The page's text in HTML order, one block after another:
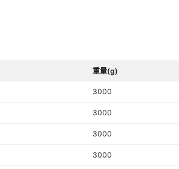
重量(g)
3000
3000
3000
3000